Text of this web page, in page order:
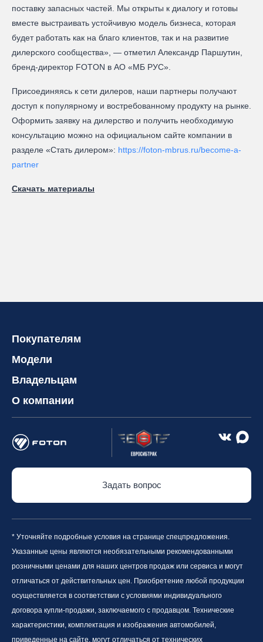
поставку запасных частей. Мы открыты к диалогу и готовы
вместе выстраивать устойчивую модель бизнеса, которая
будет работать как на благо клиентов, так и на развитие
дилерского сообщества», — отметил Александр Паршутин,
бренд-директор FOTON в АО «МБ РУС».
Присоединяясь к сети дилеров, наши партнеры получают
доступ к популярному и востребованному продукту на рынке.
Оформить заявку на дилерство и получить необходимую
консультацию можно на официальном сайте компании в
разделе «Стать дилером»: https://foton-mbrus.ru/become-a-
partner
Скачать материалы
Покупателям
Модели
Владельцам
О компании
Задать вопрос
* Уточняйте подробные условия на странице спецпредложения.
Указанные цены являются необязательными рекомендованными
розничными ценами для наших центров продаж или сервиса и могут
отличаться от действительных цен. Приобретение любой продукции
осуществляется в соответствии с условиями индивидуального
договора купли-продажи, заключаемого с продавцом. Технические
характеристики, комплектация и изображения автомобилей,
приведенные на сайте, могут отличаться от технических